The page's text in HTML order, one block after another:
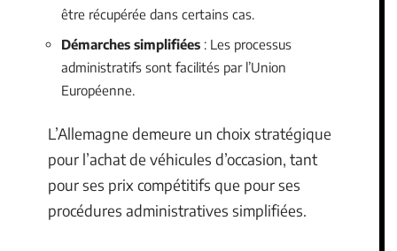
être récupérée dans certains cas.
Démarches simplifiées : Les processus
administratifs sont facilités par l’Union
Européenne.
L’Allemagne demeure un choix stratégique
pour l’achat de véhicules d’occasion, tant
pour ses prix compétitifs que pour ses
procédures administratives simplifiées.